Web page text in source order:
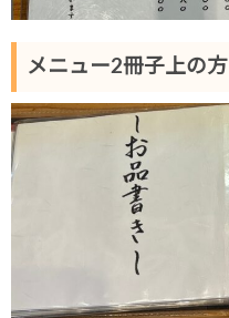
メニュー2冊子上の方